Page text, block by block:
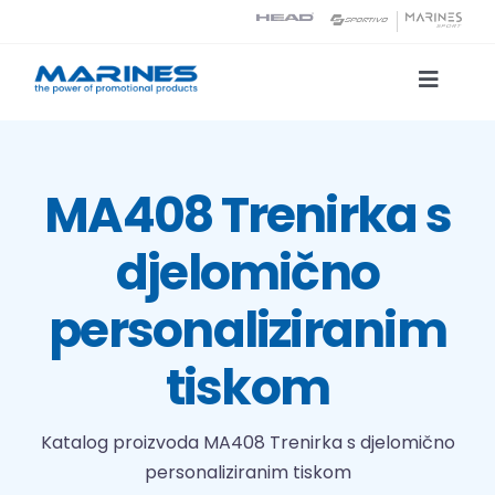
content
Toggle
Tehnologije tiska
Kontakt
MA408 Trenirka s
djelomično
personaliziranim
tiskom
Katalog proizvoda MA408 Trenirka s djelomično
personaliziranim tiskom